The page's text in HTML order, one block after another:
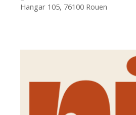
Hangar 105, 76100 Rouen